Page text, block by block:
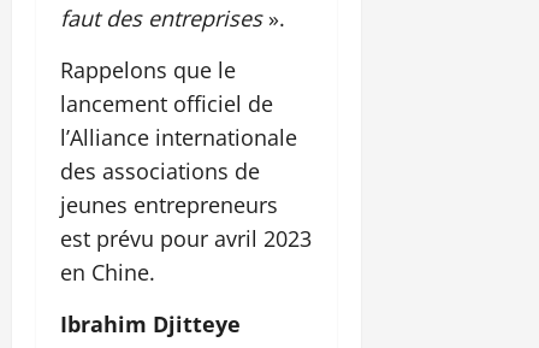
faut des entreprises ».
Rappelons que le
lancement officiel de
l’Alliance internationale
des associations de
jeunes entrepreneurs
est prévu pour avril 2023
en Chine.
Ibrahim Djitteye